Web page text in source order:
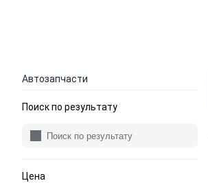
Автозапчасти
Поиск по результату
Цена